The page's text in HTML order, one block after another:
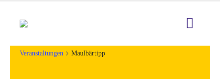
Veranstaltungen Maulbärtipp